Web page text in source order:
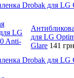
Drobak для LG
для LG
Glare 141
Drobak для LG